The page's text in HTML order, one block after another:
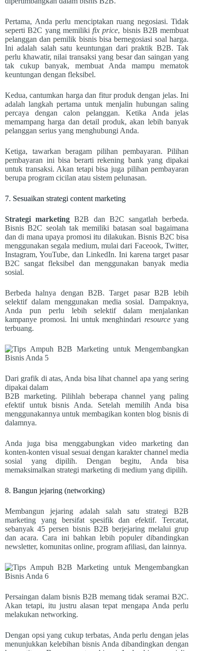
Pertama, Anda perlu menciptakan ruang negosiasi. Tidak
seperti B2C yang memilikifix price, bisnis B2B membuat
pelanggan dan pemilik bisnis bisa bernegosiasi soal harga.
Ini adalah salah satu keuntungan dari praktik B2B. Tak
perlu khawatir, nilai transaksi yang besar dan saingan yang
tak cukup banyak, membuat Anda mampu mematok
keuntungan dengan fleksibel.
Kedua, cantumkan harga dan fitur produk dengan jelas. Ini
adalah langkah pertama untuk menjalin hubungan saling
percaya dengan calon pelanggan. Ketika Anda jelas
memampang harga dan detail produk, akan lebih banyak
pelanggan serius yang menghubungi Anda.
Ketiga, tawarkan beragam pilihan pembayaran. Pilihan
pembayaran ini bisa berarti rekening bank yang dipakai
untuk transaksi. Akan tetapi bisa juga pilihan pembayaran
berupa program cicilan atau sistem pelunasan.
7. Sesuaikan strategi content marketing
Strategi marketing B2B dan B2C sangatlah berbeda.
Bisnis B2C seolah tak memiliki batasan soal bagaimana
dan di mana upaya promosi itu dilakukan. Bisnis B2C bisa
menggunakan segala medium, mulai dari Faceook, Twitter,
Instagram, YouTube, dan LinkedIn. Ini karena target pasar
B2C sangat fleksibel dan menggunakan banyak media
sosial.
Berbeda halnya dengan B2B. Target pasar B2B lebih
selektif dalam menggunakan media sosial. Dampaknya,
Anda pun perlu lebih selektif dalam menjalankan
kampanye promosi. Ini untuk menghindari resourceyang
terbuang.
Dari grafik di atas, Anda bisa lihat channel apa yang sering
dipakai dalam
B2B marketing. Pilihlah beberapa channel yang paling
efektif untuk bisnis Anda. Setelah memilih Anda bisa
menggunakannya untuk membagikan konten blog bisnis di
dalamnya.
Anda juga bisa menggabungkan video marketing dan
konten-konten visual sesuai dengan karakter channel media
sosial yang dipilih. Dengan begitu, Anda bisa
memaksimalkan strategi marketing di medium yang dipilih.
8. Bangun jejaring (networking)
Membangun jejaring adalah salah satu strategi B2B
marketing yang bersifat spesifik dan efektif. Tercatat,
sebanyak 45 persen bisnis B2B berjejaring melalui grup
dan acara. Cara ini bahkan lebih populer dibandingkan
newsletter, komunitas online, program afiliasi, dan lainnya.
Persaingan dalam bisnis B2B memang tidak seramai B2C.
Akan tetapi, itu justru alasan tepat mengapa Anda perlu
melakukan networking.
Dengan opsi yang cukup terbatas, Anda perlu dengan jelas
menunjukkan kelebihan bisnis Anda dibandingkan dengan